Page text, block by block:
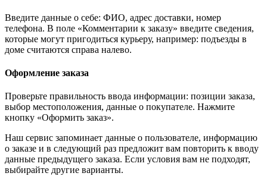
Введите данные о себе: ФИО, адрес доставки, номер
телефона. В поле «Комментарии к заказу» введите сведения,
которые могут пригодиться курьеру, например: подъезды в
доме считаются справа налево.
Оформление заказа
Проверьте правильность ввода информации: позиции заказа,
выбор местоположения, данные о покупателе. Нажмите
кнопку «Оформить заказ».
Наш сервис запоминает данные о пользователе, информацию
о заказе и в следующий раз предложит вам повторить к вводу
данные предыдущего заказа. Если условия вам не подходят,
выбирайте другие варианты.